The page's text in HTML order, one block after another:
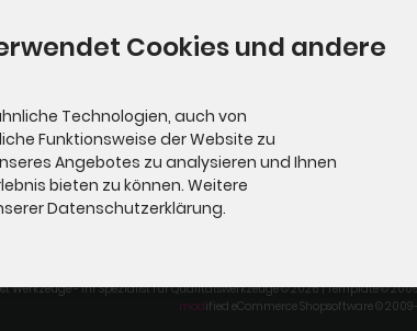
Werkzeuge - Ihr Spezialist für Qualitätswerkzeuge © 2026 | Template ©
modified eCommerce Shopsoftware ©
Cookies und andere
Technologien, auch von
Funktionsweise der Website zu
Angebotes zu analysieren und Ihnen
bieten zu können. Weitere
Datenschutzerklärung.